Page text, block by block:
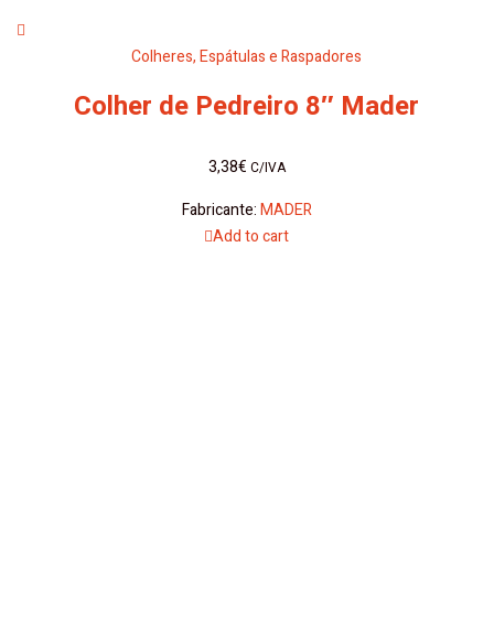
Colheres, Espátulas e Raspadores
Colher de Pedreiro 8″ Mader
3,38€ C/IVA
Fabricante:MADER
Add to cart